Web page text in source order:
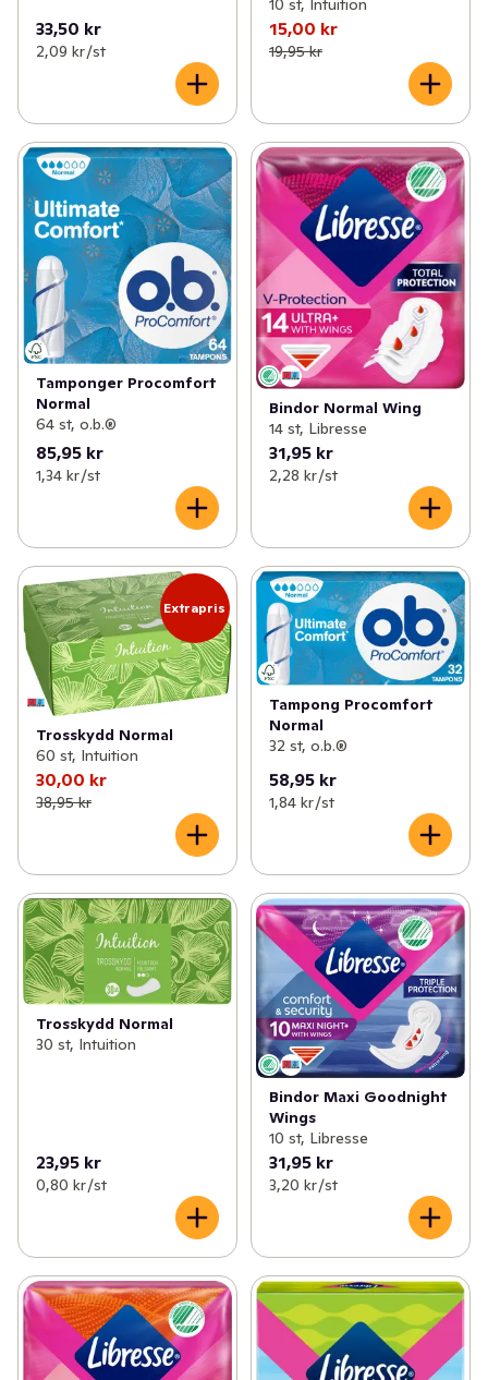
33,50 kr
2,09 kr /st
10 st, Intuition
15,00 kr
19,95 kr
Tamponger Procomfort
Normal
64 st, o.b.®
85,95 kr
1,34 kr /st
Bindor Normal Wing
14 st, Libresse
31,95 kr
2,28 kr /st
Extrapris
Trosskydd Normal
60 st, Intuition
30,00 kr
38,95 kr
Tampong Procomfort
Normal
32 st, o.b.®
58,95 kr
1,84 kr /st
Trosskydd Normal
30 st, Intuition
23,95 kr
0,80 kr /st
Bindor Maxi Goodnight
Wings
10 st, Libresse
31,95 kr
3,20 kr /st